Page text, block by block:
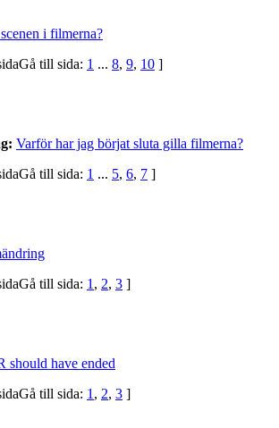
i filmerna?
Gå till sida: 1 ... 8, 9, 10 ]
Varför har jag börjat sluta gilla filmerna?
Gå till sida: 1 ... 5, 6, 7 ]
Gå till sida: 1 , 2, 3 ]
should have ended
Gå till sida: 1 , 2, 3 ]